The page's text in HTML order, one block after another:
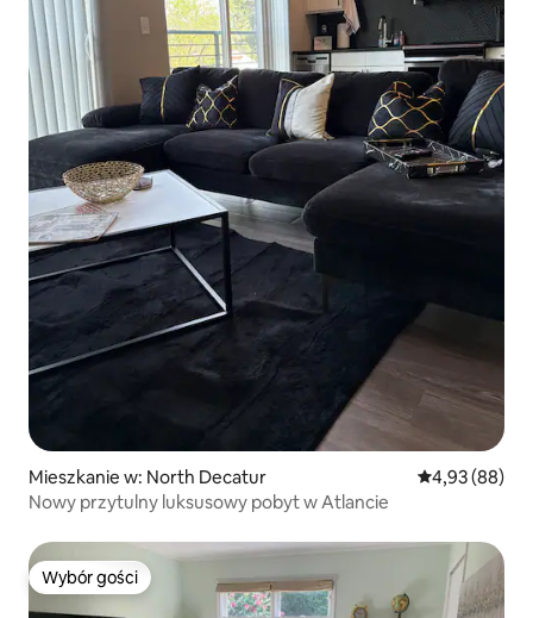
Mieszkanie w: North Decatur Średnia
4,93 (88)
Nowy przytulny luksusowy pobyt w Atlancie
Wybór gości
Wybór gości